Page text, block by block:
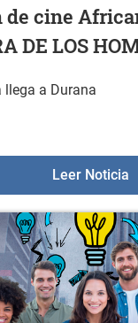
de cine
DE LOS
a Durana
Leer Noticia